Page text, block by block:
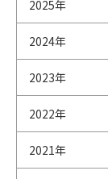
2025年
2024年
2023年
2022年
2021年